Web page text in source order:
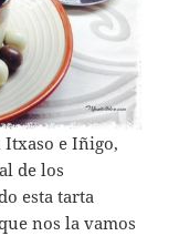
Itxaso e Iñigo,
de los
esta tarta
nos la vamos